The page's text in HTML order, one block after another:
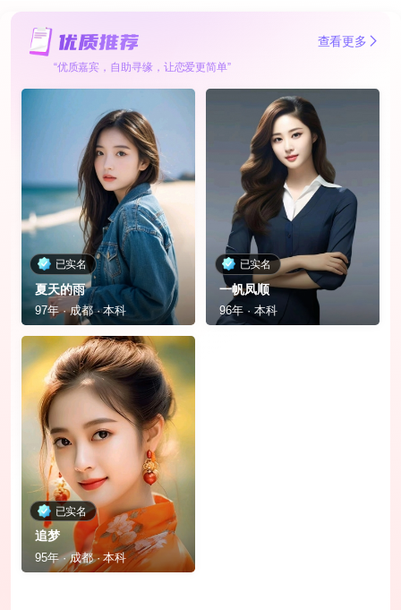
查看更多
“优质嘉宾，自助寻缘，让恋爱更简单”
已实名
夏天的雨
97年 · 成都 · 本科
已实名
一帆凤顺
96年 · 本科
已实名
追梦
95年 · 成都 · 本科